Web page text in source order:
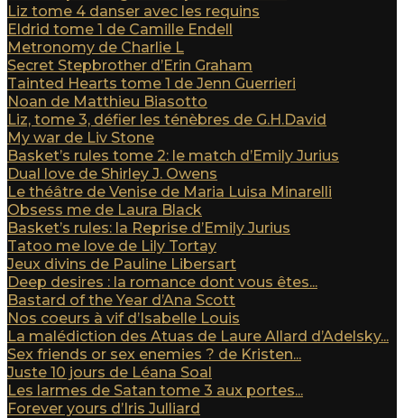
Liz tome 4 danser avec les requins
Eldrid tome 1 de Camille Endell
Metronomy de Charlie L
Secret Stepbrother d’Erin Graham
Tainted Hearts tome 1 de Jenn Guerrieri
Noan de Matthieu Biasotto
Liz, tome 3, défier les ténèbres de G.H.David
My war de Liv Stone
Basket’s rules tome 2: le match d’Emily Jurius
Dual love de Shirley J. Owens
Le théâtre de Venise de Maria Luisa Minarelli
Obsess me de Laura Black
Basket’s rules: la Reprise d’Emily Jurius
Tatoo me love de Lily Tortay
Jeux divins de Pauline Libersart
Deep desires : la romance dont vous êtes...
Bastard of the Year d’Ana Scott
Nos coeurs à vif d’Isabelle Louis
La malédiction des Atuas de Laure Allard d’Adelsky...
Sex friends or sex enemies ? de Kristen...
Juste 10 jours de Léana Soal
Les larmes de Satan tome 3 aux portes...
Forever yours d’Iris Julliard